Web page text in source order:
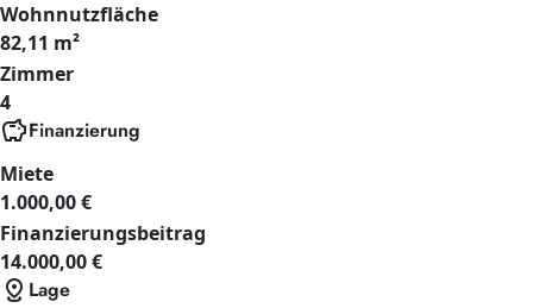
Wohnnutzfläche
82,11 m²
Zimmer
4
savingsFinanzierung
Miete
1.000,00 €
Finanzierungsbeitrag
14.000,00 €
distance Lage